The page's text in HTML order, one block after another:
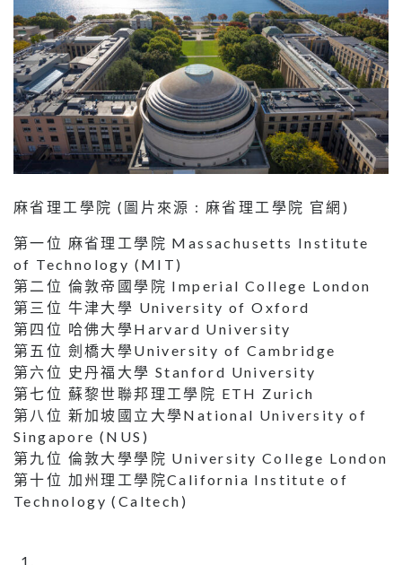
麻省理工學院 (圖片來源 : 麻省理工學院 官網)
第一位 麻省理工學院 Massachusetts Institute
of Technology (MIT)
第二位 倫敦帝國學院 Imperial College London
第三位 牛津大學 University of Oxford
第四位 哈佛大學Harvard University
第五位 劍橋大學University of Cambridge
第六位 史丹福大學 Stanford University
第七位 蘇黎世聯邦理工學院 ETH Zurich
第八位 新加坡國立大學National University of
Singapore (NUS)
第九位 倫敦大學學院 University College London
第十位 加州理工學院California Institute of
Technology (Caltech)